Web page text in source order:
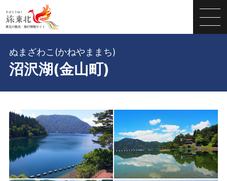
沼沢湖(金山町)
ぬまざわこ(かねやままち)